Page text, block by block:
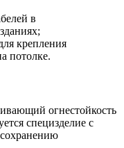
в
крепления
потолке.
огнестойкость
специзделие с